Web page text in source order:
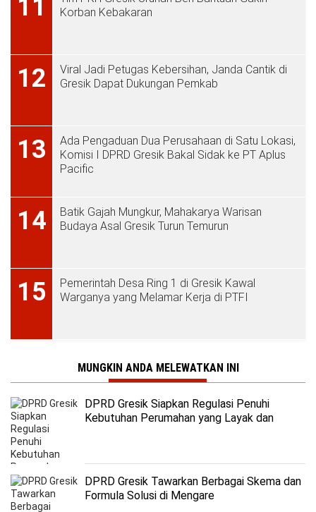
11
Korban Kebakaran
12
Viral Jadi Petugas Kebersihan, Janda Cantik di
Gresik Dapat Dukungan Pemkab
13
Ada Pengaduan Dua Perusahaan di Satu Lokasi,
Komisi I DPRD Gresik Bakal Sidak ke PT Aplus
Pacific
14
Batik Gajah Mungkur, Mahakarya Warisan
Budaya Asal Gresik Turun Temurun
15
Pemerintah Desa Ring 1 di Gresik Kawal
Warganya yang Melamar Kerja di PTFI
MUNGKIN ANDA MELEWATKAN INI
DPRD Gresik Siapkan Regulasi Penuhi
Kebutuhan Perumahan yang Layak dan
DPRD Gresik Tawarkan Berbagai Skema dan
Formula Solusi di Mengare